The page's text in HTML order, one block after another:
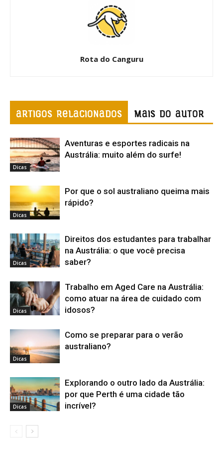
Rota do Canguru
ARTIGOS RELACIONADOS Mais do autor
Dicas
Aventuras e esportes radicais na
Austrália: muito além do surfe!
Dicas
Por que o sol australiano queima mais
rápido?
Dicas
Direitos dos estudantes para trabalhar
na Austrália: o que você precisa
saber?
Dicas
Trabalho em Aged Care na Austrália:
como atuar na área de cuidado com
idosos?
Dicas
Como se preparar para o verão
australiano?
Dicas
Explorando o outro lado da Austrália:
por que Perth é uma cidade tão
incrível?